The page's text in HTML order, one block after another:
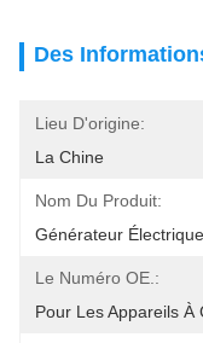
Des
Lieu D'origine:
La Chine
Nom Du Produit:
Générateur Électrique
Le Numéro OE.:
Pour Les Appareils